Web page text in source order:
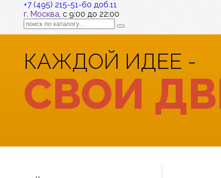
+7 (495) 215-51-60 доб.11
г. Москва, с 9:00 до 22:00
КАЖДОЙ ИДЕЕ -
СВОИ